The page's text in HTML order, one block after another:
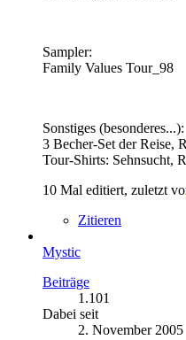
Sampler:
Family Values Tour_98
Sonstiges (besonderes...):
3 Becher-Set der Reise,
Tour-Shirts: Sehnsucht,
10 Mal editiert, zuletzt
Zitieren
Mystic
Beiträge
1.101
Dabei seit
2. November 2005